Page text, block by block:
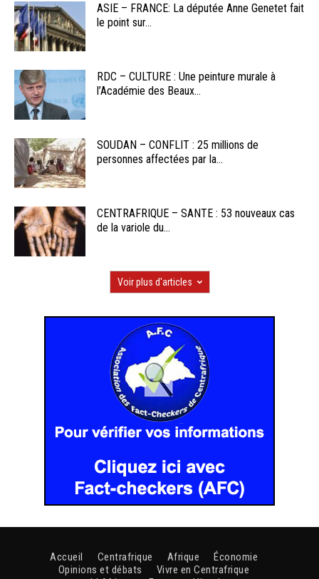
ASIE – FRANCE: La députée Anne Genetet fait
le point sur...
RDC – CULTURE : Une peinture murale à
l’Académie des Beaux...
SOUDAN – CONFLIT : 25 millions de
personnes affectées par la...
CENTRAFRIQUE – SANTE : 53 nouveaux cas
de la variole du...
Voir plus d'articles
Accueil Centrafrique Afrique
Économie
Opinions et débats
Vivre en Centrafrique